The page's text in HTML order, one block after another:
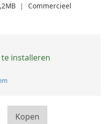
❘ Commercieel
installeren
Kopen